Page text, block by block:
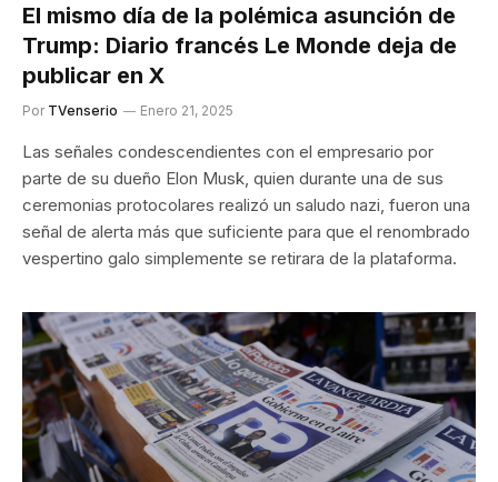
El mismo día de la polémica asunción de
Trump: Diario francés Le Monde deja de
publicar en X
Por TVenserio Enero 21, 2025
Las señales condescendientes con el empresario por
parte de su dueño Elon Musk, quien durante una de sus
ceremonias protocolares realizó un saludo nazi, fueron una
señal de alerta más que suficiente para que el renombrado
vespertino galo simplemente se retirara de la plataforma.